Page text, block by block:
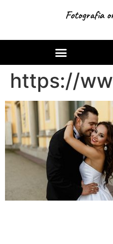
Fotografia
https://